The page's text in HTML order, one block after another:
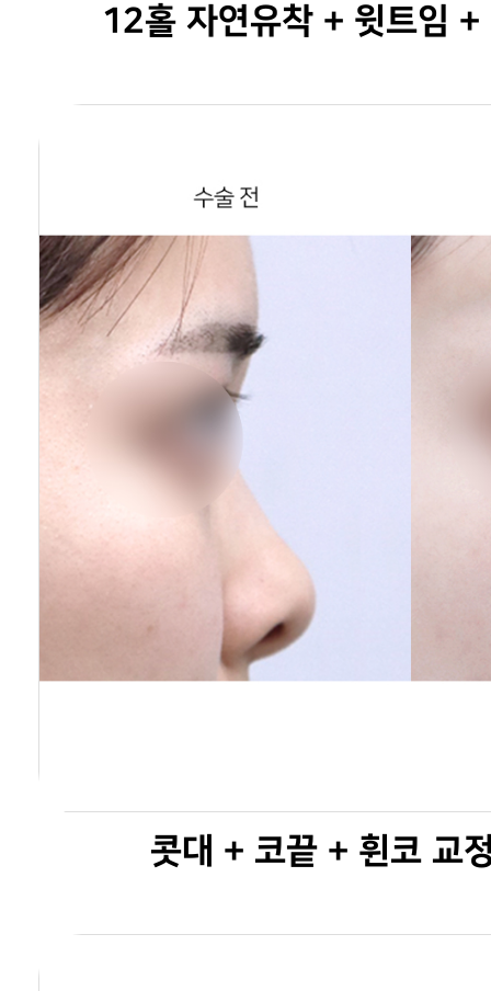
12홀 자연유착 + 윗트임 +
콧대 + 코끝 + 휜코 교